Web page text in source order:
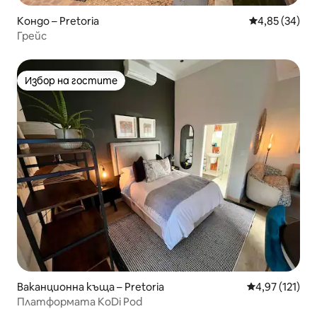
Кондо – Pretoria Средна
4,85 (34)
Грейс
Избор на гостите
Избор на гостите
Ваканционна къща – Pretoria Средна
4,97 (121)
Платформата KoDi Pod